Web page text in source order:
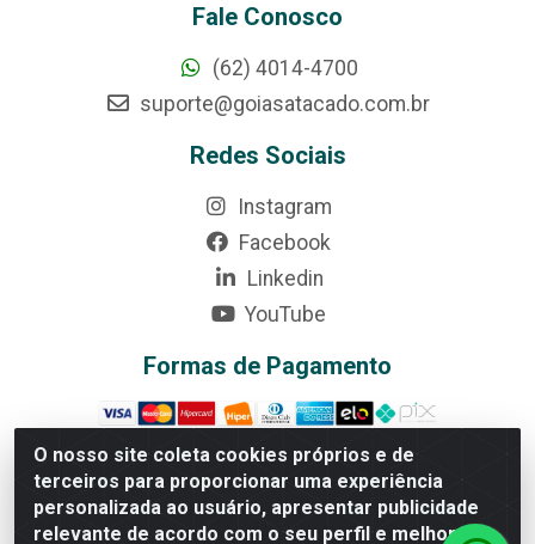
O nosso site coleta cookies próprios e de
terceiros para proporcionar uma experiência
personalizada ao usuário, apresentar publicidade
relevante de acordo com o seu perfil e melhorar a
Fale Conosco
(62) 4014-4700
suporte@goiasatacado.com.br
Redes Sociais
Instagram
Facebook
Linkedin
YouTube
Formas de Pagamento
Rede Brasil - Avenida Universitária, nº 3860, Jardim das
Américas II Etapa - Anápolis/GO - CEP 75070-415 -